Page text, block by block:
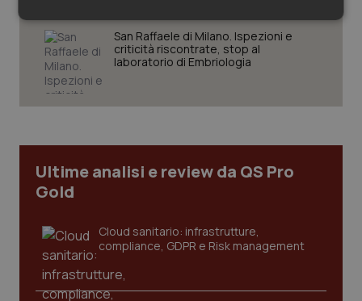
Tumori gastrointestinali
Ulcera & Reflusso
San Raffaele di Milano. Ispezioni e
criticità riscontrate, stop al
laboratorio di Embriologia
Ultime analisi e review da QS Pro
Gold
Cloud sanitario: infrastrutture,
compliance, GDPR e Risk management
Necessari Statistici Marketing
I cookie necessari contribuiscono a rendere fruibile il
sito web abilitandone funzionalità di base quali la
navigazione sulle pagine e l'accesso alle aree
Nome
Fornitore / Dominio